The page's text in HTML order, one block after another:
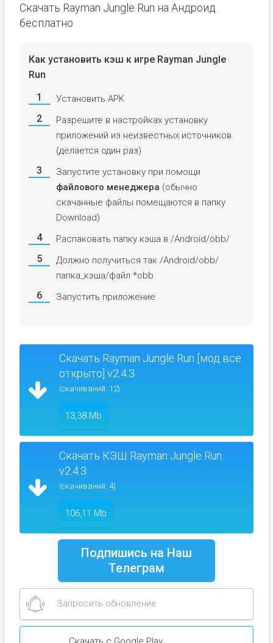
Скачать Rayman Jungle Run на Андроид
бесплатно
Как установить кэш к игре Rayman Jungle
Run
Установить APK
Разрешите в настройках установку
приложений из неизвестных источников
(делается один раз)
Запустите установку при помощи
файлового менеджера (обычно
скачанные файлы помещаются в папку
Download)
Распаковать папку кэша в /Android/obb/
Должно получиться так /Android/obb/
папка_кэша/файл *obb
Запустить приложение
Скачать Rayman Jungle Run [мод все
открыто] v2.4.3
(скачиваний: 12)
13,38 Mb
Скачать КЭШ Rayman Jungle Run
v2.4.3
(скачиваний: 4)
106,11 Mb
Подпишись на Наш
Телеграм
Запросить обновление